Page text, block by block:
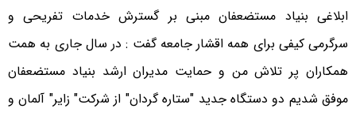
ابلاغی بنیاد مستضعفان مبنی بر گسترش خدمات تفریحی و
سرگرمی کیفی برای همه اقشار جامعه گفت : در سال جاری به همت
همکاران پر تلاش من و حمایت مدیران ارشد بنیاد مستضعفان
موفق شدیم دو دستگاه جدید "ستاره گردان" از شرکت" زایر" آلمان و